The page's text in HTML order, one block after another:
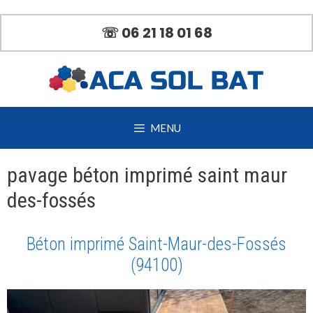
contenu
☏ 06 21 18 01 68
MENU
pavage béton imprimé saint maur
des-fossés
Béton imprimé Saint-Maur-des-Fossés
(94100)